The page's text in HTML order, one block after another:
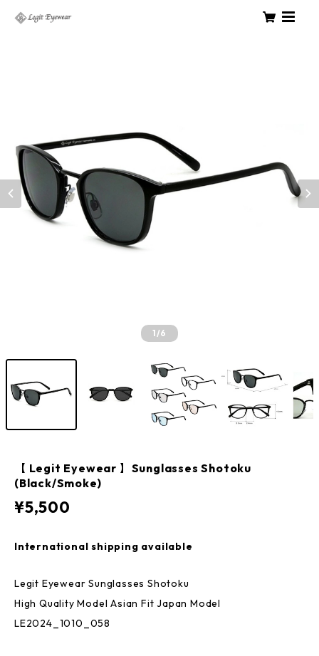
1/6
【 Legit Eyewear 】Sunglasses Shotoku
(Black/Smoke)
¥5,500
International shipping available
Legit Eyewear Sunglasses Shotoku
High Quality Model Asian Fit Japan Model
LE2024_1010_058